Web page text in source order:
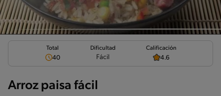
Total
40
Dificultad
Fácil
Calificación
4.6
Arroz paisa fácil